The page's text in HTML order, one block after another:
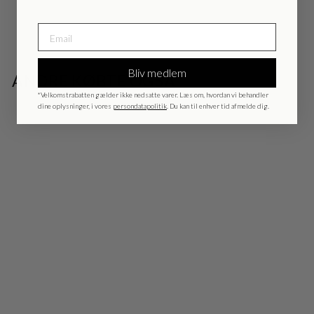
ANDRE KØBTE OGSÅ
Bliv medlem
*Velkomstrabatten gælder ikke nedsatte varer. Læs om, hvordan vi behandler
dine oplysninger, i vores persondatapolitik . Du kan til enhver tid afmelde dig.